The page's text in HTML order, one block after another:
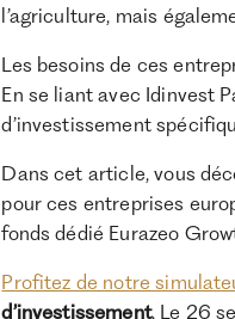
l’agriculture, mais
Les besoins de ces
En se liant avec Idinvest
d’investissement
Dans cet article, vous
pour ces entreprises
fonds dédié Eurazeo
Profitez de notre
d’investissement. Le 26